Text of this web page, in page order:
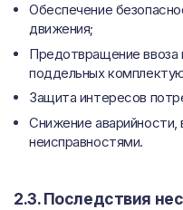
Обеспечение
движения;
Предотвращение ввоза
поддельных
Защита интересов
Снижение аварийности,
неисправностями.
2.3. Последствия